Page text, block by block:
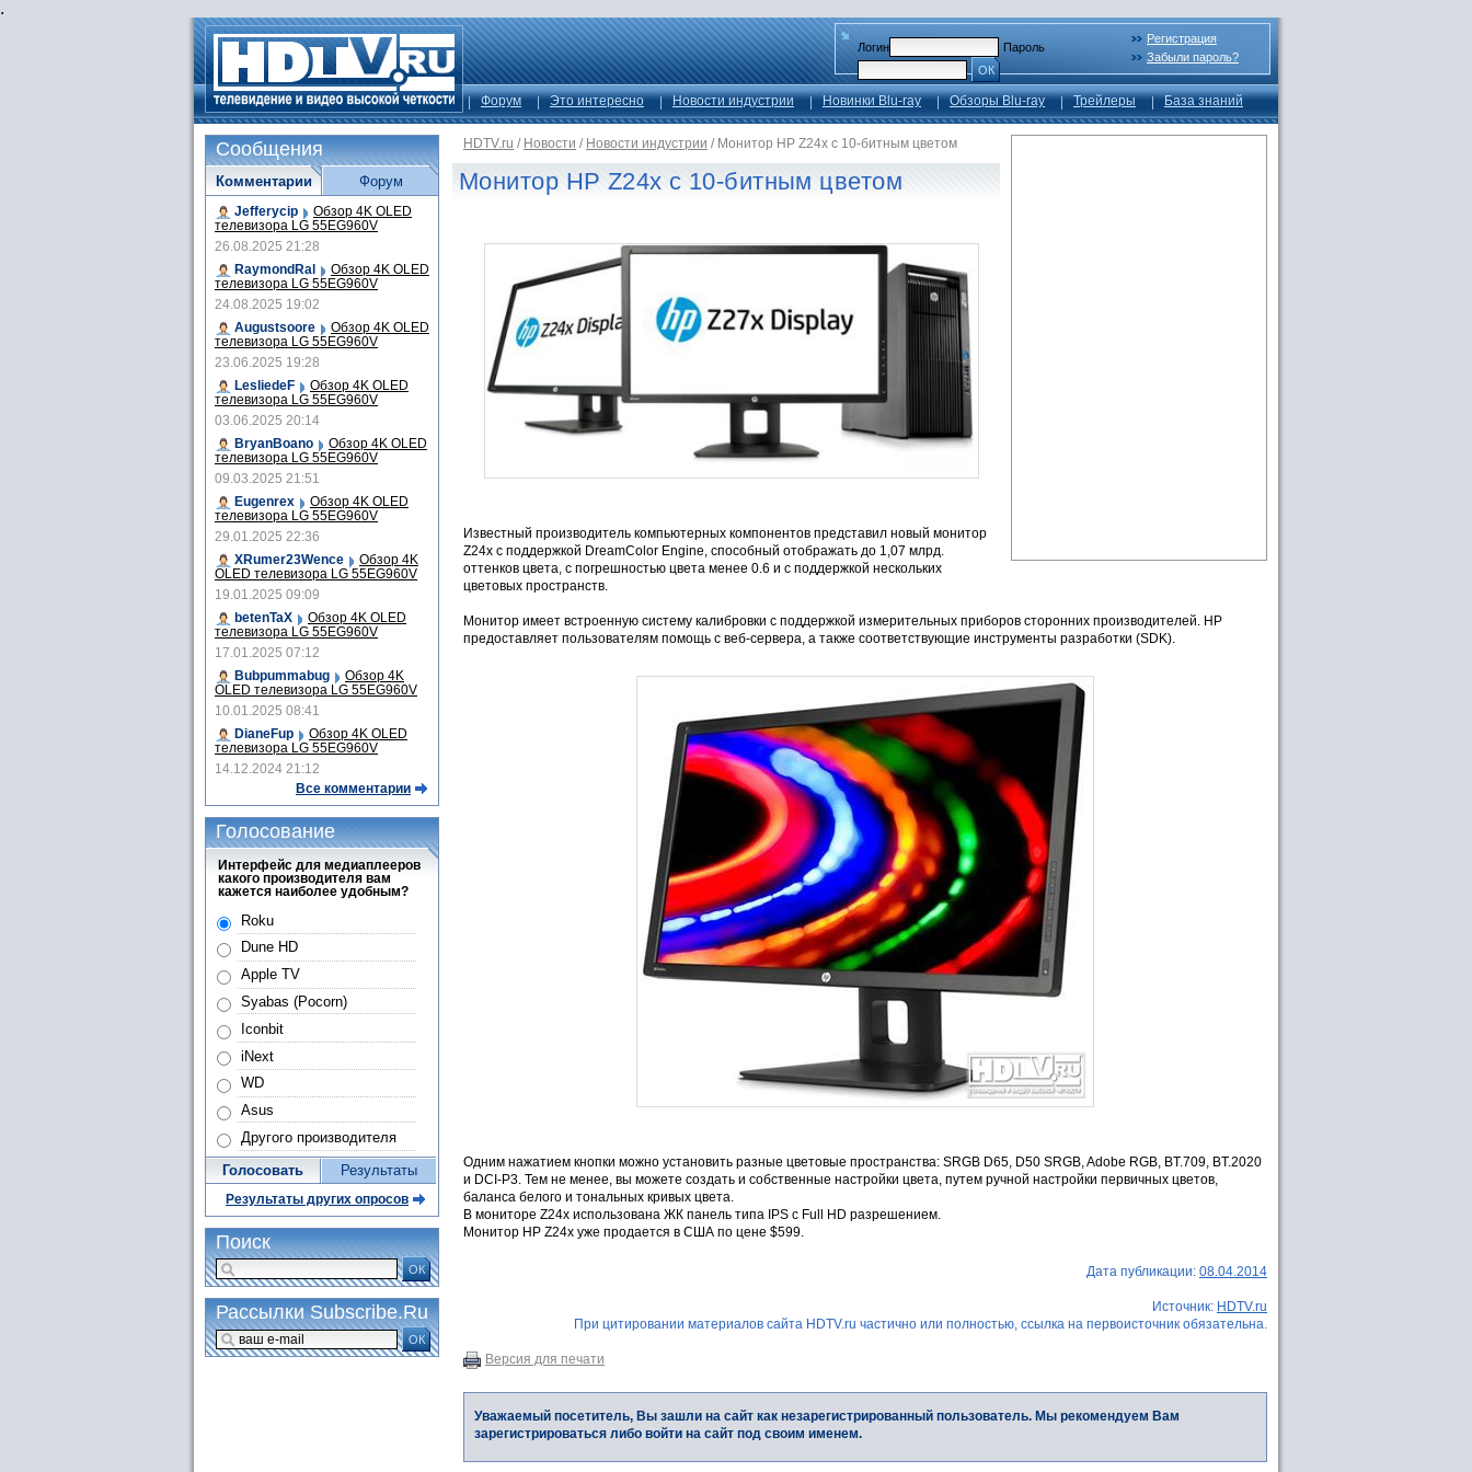
.
Логин
Пароль
ОК
Регистрация
Забыли пароль?
Форум Это интересно Новости индустрии Новинки Blu-ray Обзоры Blu-ray Трейлеры База знаний
HDTV.ru / Новости / Новости индустрии / Монитор HP Z24x с 10-битным цветом
Монитор HP Z24x с 10-битным цветом
Известный производитель компьютерных компонентов представил новый монитор
Z24x с поддержкой DreamColor Engine, способный отображать до 1,07 млрд.
оттенков цвета, с погрешностью цвета менее 0.6 и с поддержкой нескольких
цветовых пространств.
Монитор имеет встроенную систему калибровки с поддержкой измерительных приборов сторонних производителей. HP
предоставляет пользователям помощь с веб-сервера, а также соответствующие инструменты разработки (SDK).
Одним нажатием кнопки можно установить разные цветовые пространства: SRGB D65, D50 SRGB, Adobe RGB, BT.709, BT.2020
и DCI-P3. Тем не менее, вы можете создать и собственные настройки цвета, путем ручной настройки первичных цветов,
баланса белого и тональных кривых цвета.
В мониторе Z24x использована ЖК панель типа IPS с Full HD разрешением.
Монитор HP Z24x уже продается в США по цене $599.
Дата публикации: 08.04.2014
Источник: HDTV.ru
При цитировании материалов сайта HDTV.ru частично или полностью, ссылка на первоисточник обязательна.
Версия для печати
Уважаемый посетитель, Вы зашли на сайт как незарегистрированный пользователь. Мы рекомендуем Вам
зарегистрироваться либо войти на сайт под своим именем.
Сообщения
Комментарии
Jefferycip Обзор 4K OLED
телевизора LG 55EG960V
26.08.2025 21:28
RaymondRal
Обзор 4K OLED
телевизора LG 55EG960V
24.08.2025 19:02
Augustsoore
Обзор 4K OLED
телевизора LG 55EG960V
23.06.2025 19:28
LesliedeF
Обзор 4K OLED
телевизора LG 55EG960V
03.06.2025 20:14
BryanBoano
Обзор 4K OLED
телевизора LG 55EG960V
09.03.2025 21:51
Eugenrex
Обзор 4K OLED
телевизора LG 55EG960V
29.01.2025 22:36
XRumer23Wence
Обзор 4K
OLED телевизора LG 55EG960V
19.01.2025 09:09
betenTaX
Обзор 4K OLED
телевизора LG 55EG960V
17.01.2025 07:12
Bubpummabug
Обзор 4K
OLED телевизора LG 55EG960V
10.01.2025 08:41
DianeFup
Обзор 4K OLED
телевизора LG 55EG960V
14.12.2024 21:12
Все комментарии
Форум
Голосование
Интерфейс для медиаплееров
какого производителя вам
кажется наиболее удобным?
Roku
Dune HD
Apple TV
Syabas (Pocorn)
Iconbit
iNext
WD
Asus
Другого производителя
Голосовать Результаты
Результаты других опросов
Поиск
ОК
Рассылки Subscribe.Ru
ОК